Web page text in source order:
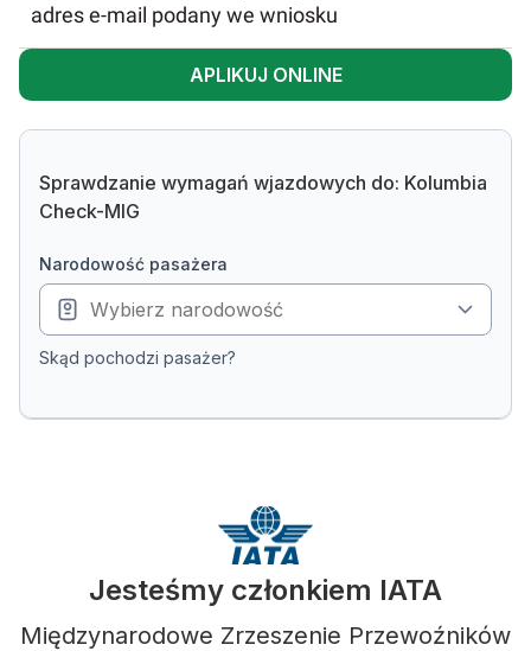
adres e-mail podany we wniosku
APLIKUJ ONLINE
Sprawdzanie wymagań wjazdowych do: Kolumbia
Check-MIG
narodowość pasażera
Skąd pochodzi pasażer?
Jesteśmy członkiem IATA
Międzynarodowe Zrzeszenie Przewoźników